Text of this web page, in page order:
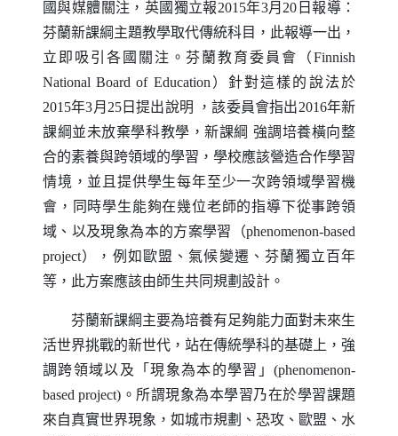
國與媒體關注，英國獨立報2015年3月 20 日報導：
芬蘭新課綱主題教學取代傳統科目，此報導一出，
立即吸引各國關注。芬蘭教育委員會（Finnish
National Board of Education ）針對這樣的說法於
2015年3月 25日提出說明 ，該委員會指出2016年新
課綱並未放棄學科教學，新課綱 強調培養橫向整
合的素養與跨領域的學習，學校應該營造合作學習
情境，並且提供學生每年至少一次跨領域學習機
會，同時學生能夠在幾位老師的指導下從事跨領
域、以及現象為本的方案學習（phenomenon-based
project），例如歐盟、氣候變遷、芬蘭獨立百年
等，此方案應該由師生共同規劃設計。
芬蘭新課綱主要為培養有足夠能力面對未來生
活世界挑戰的新世代，站在傳統學科的基礎上，強
調跨領域以及「現象為本的學習」 (phenomenon-
based project) 。所謂現象為本學習乃在於學習課題
來自真實世界現象，如城市規劃、恐攻、歐盟、水